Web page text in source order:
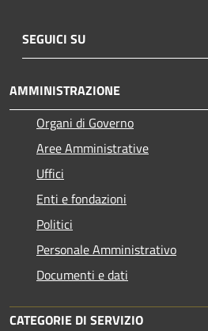
SEGUICI SU
AMMINISTRAZIONE
Organi di Governo
Aree Amministrative
Uffici
Enti e fondazioni
Politici
Personale Amministrativo
Documenti e dati
CATEGORIE DI SERVIZIO